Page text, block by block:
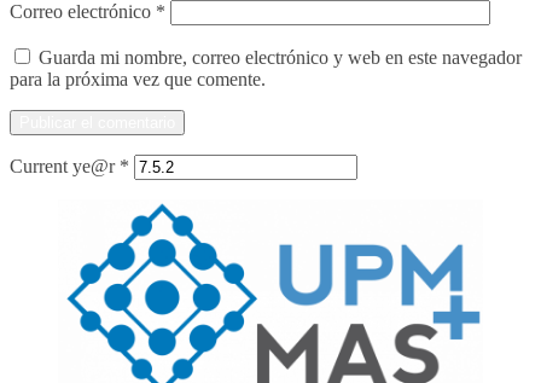
Correo electrónico *
Guarda mi nombre, correo electrónico y web en este navegador
para la próxima vez que comente.
Current ye@r *